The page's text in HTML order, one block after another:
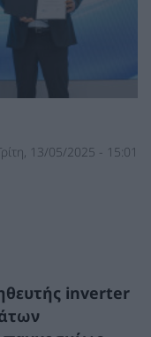
13/05/2025 - 15:01
inverter